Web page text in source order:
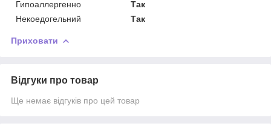
Гипоаллергенно
Так
Некоедогельний
Так
Приховати
Відгуки про товар
Ще немає відгуків про цей товар